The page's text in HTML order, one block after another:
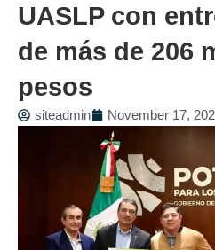
UASLP con
de más de 206
pesos
siteadmin November 17,